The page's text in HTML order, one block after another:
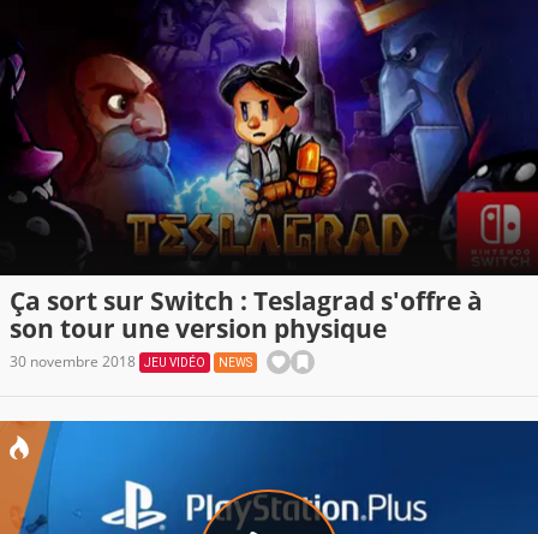
Ça sort sur Switch : Teslagrad s'offre à
son tour une version physique
30 novembre 2018 JEU VIDÉO NEWS